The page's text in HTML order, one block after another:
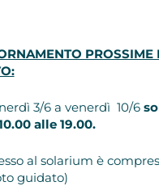
PROSSIME
3/6 a venerdì 10/6
alle 19.00.
al solarium è
guidato)